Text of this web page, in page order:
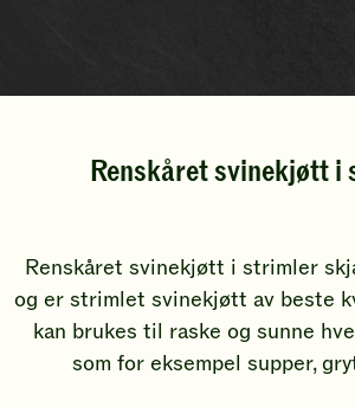
Renskåret svinekjøtt i
Renskåret svinekjøtt i strimler
og er strimlet svinekjøtt av beste
kan brukes til raske og sunne
som for eksempel supper,